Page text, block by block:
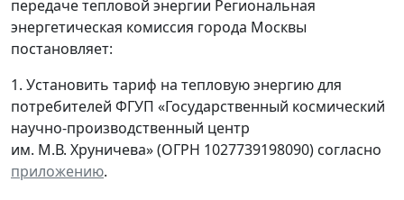
передаче тепловой энергии Региональная
энергетическая комиссия города Москвы
постановляет:
1. Установить тариф на тепловую энергию для
потребителей ФГУП «Государственный космический
научно-производственный центр
им. М.В. Хруничева» (ОГРН 1027739198090) согласно
приложению.